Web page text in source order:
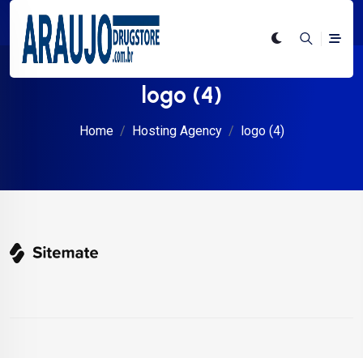
logo (4)
Home Hosting Agency logo (4)